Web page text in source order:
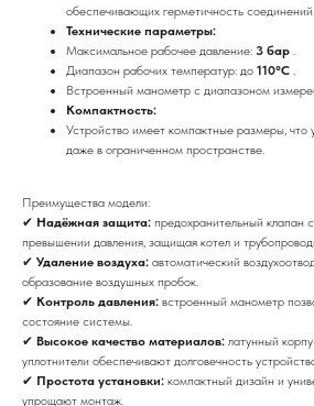
обеспечивающих герметичность соединений.
Технические параметры:
Максимальное рабочее давление: 3 бар .
Диапазон рабочих температур: до 110°C .
Встроенный манометр с диапазоном
Компактность:
Устройство имеет компактные размеры, что
даже в ограниченном пространстве.
Преимущества модели:
✔ Надёжная защита: предохранительный клапан
превышении давления, защищая котел и
✔ Удаление воздуха: автоматический
образование воздушных пробок.
✔ Контроль давления: встроенный манометр
состояние системы.
✔ Высокое качество материалов: латунный
уплотнители обеспечивают долговечность
✔ Простота установки: компактный дизайн и
упрощают монтаж.